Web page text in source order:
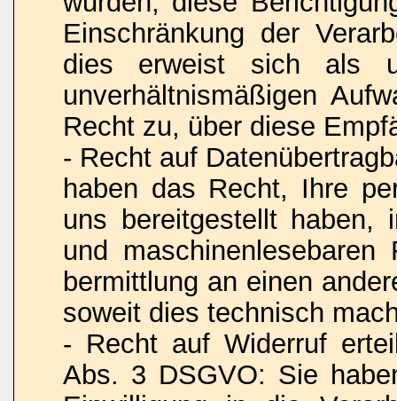
Einschränkung der
dies erweist sich als
unverhältnismäßigen
Recht zu, über diese
- Recht auf
haben das Recht, Ihre
uns bereitgestellt haben,
und
bermittlung an einen
soweit dies technisch
- Recht auf Widerruf
Abs. 3 DSGVO: Sie